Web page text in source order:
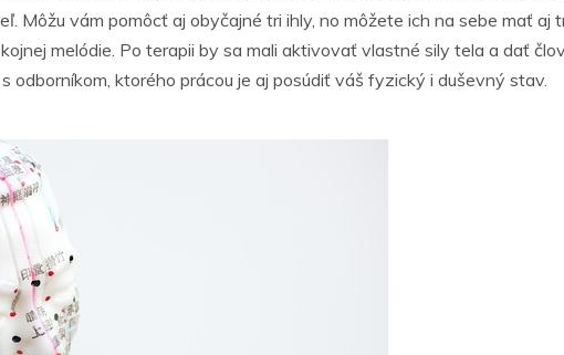
Môžu vám pomôcť aj obyčajné tri ihly, no môžete ich na sebe mať aj
melódie. Po terapii by sa mali aktivovať vlastné sily tela a dať
odborníkom, ktorého prácou je aj posúdiť váš fyzický i duševný stav.